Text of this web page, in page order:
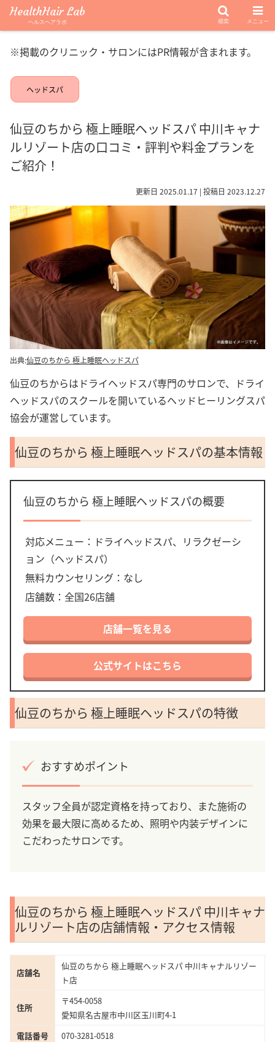
※掲載のクリニック・サロンにはPR情報が含まれます。
ヘッドスパ
仙豆のちから 極上睡眠ヘッドスパ 中川キャナ
ルリゾート店の口コミ・評判や料金プランを
ご紹介！
更新日 2025.01.17 | 投稿日 2023.12.27
出典:仙豆のちから 極上睡眠ヘッドスパ
仙豆のちからはドライヘッドスパ専門のサロンで、ドライ
ヘッドスパのスクールを開いているヘッドヒーリングスパ
協会が運営しています。
仙豆のちから 極上睡眠ヘッドスパの基本情報
仙豆のちから 極上睡眠ヘッドスパの概要
対応メニュー：ドライヘッドスパ、リラクゼーシ
ョン（ヘッドスパ）
無料カウンセリング：なし
店舗数：全国26店舗
店舗一覧を見る
公式サイトはこちら
仙豆のちから 極上睡眠ヘッドスパの特徴
おすすめポイント
スタッフ全員が認定資格を持っており、また施術の
効果を最大限に高めるため、照明や内装デザインに
こだわったサロンです。
仙豆のちから 極上睡眠ヘッドスパ 中川キャナ
ルリゾート店の店舗情報・アクセス情報
店舗名
仙豆のちから 極上睡眠ヘッドスパ 中川キャナルリゾー
ト店
住所
〒454-0058
愛知県名古屋市中川区玉川町4-1
電話番号
070-3281-0518
HealthHair Lab
ヘルスヘアラボ 検索 メニュー